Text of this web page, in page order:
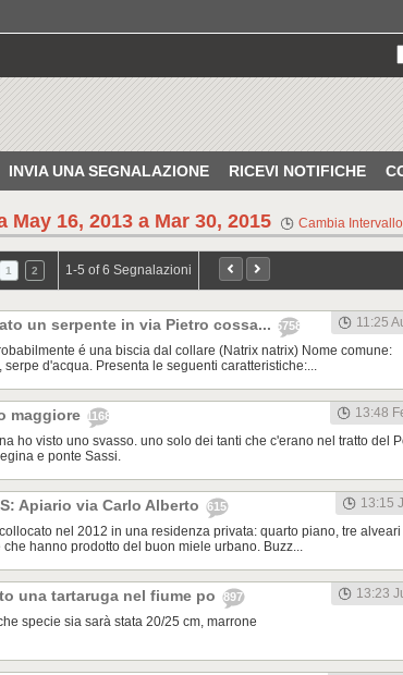
INVIA UNA SEGNALAZIONE RICEVI NOTIFICHE
May 16, 2013 a Mar 30, 2015 Cambia
1 2 1-5 of 6 Segnalazioni
un serpente in via Pietro cossa... 5758
11:25
é una biscia dal collare (Natrix natrix) Nome comune:
serpe d'acqua. Presenta le seguenti caratteristiche:...
maggiore 1168
13:48
ho visto uno svasso. uno solo dei tanti che c'erano nel tratto del
e ponte Sassi.
Apiario via Carlo Alberto 615
13:15
nel 2012 in una residenza privata: quarto piano, tre alveari
che hanno prodotto del buon miele urbano. Buzz...
una tartaruga nel fiume po 897
13:23
specie sia sarà stata 20/25 cm, marrone